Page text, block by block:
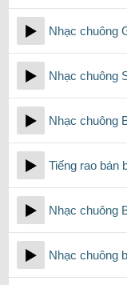
Nhạc chuông
Nhạc chuông
Nhạc chuông
Tiếng rao bán
Nhạc chuông
Nhạc chuông